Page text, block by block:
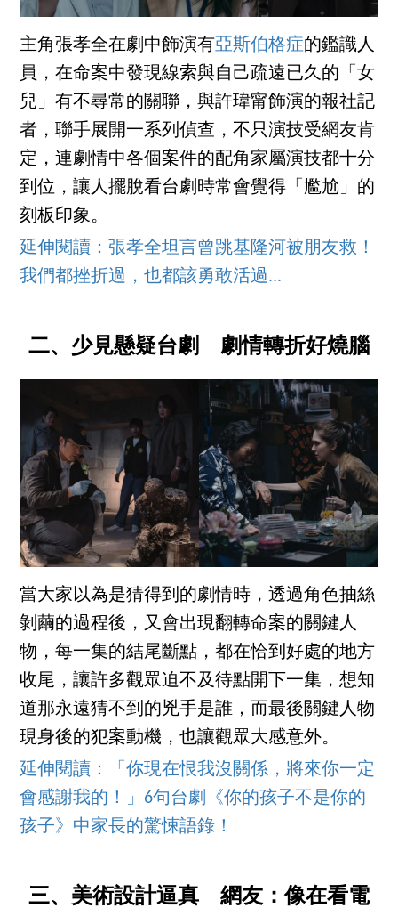
主角張孝全在劇中飾演有亞斯伯格症的鑑識人
員，在命案中發現線索與自己疏遠已久的「女
兒」有不尋常的關聯，與許瑋甯飾演的報社記
者，聯手展開一系列偵查，不只演技受網友肯
定，連劇情中各個案件的配角家屬演技都十分
到位，讓人擺脫看台劇時常會覺得「尷尬」的
刻板印象。
延伸閱讀：張孝全坦言曾跳基隆河被朋友救！
我們都挫折過，也都該勇敢活過...
二、少見懸疑台劇 劇情轉折好燒腦
當大家以為是猜得到的劇情時，透過角色抽絲
剝繭的過程後，又會出現翻轉命案的關鍵人
物，每一集的結尾斷點，都在恰到好處的地方
收尾，讓許多觀眾迫不及待點開下一集，想知
道那永遠猜不到的兇手是誰，而最後關鍵人物
現身後的犯案動機，也讓觀眾大感意外。
延伸閱讀：「你現在恨我沒關係，將來你一定
會感謝我的！」6句台劇《你的孩子不是你的
孩子》中家長的驚悚語錄！
三、美術設計逼真 網友：像在看電